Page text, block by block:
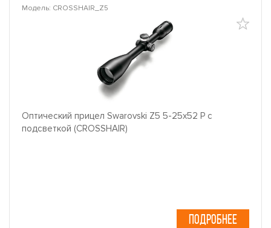
Модель: CROSSHAIR_Z5
Оптический прицел Swarovski Z5 5-25x52 P с
подсветкой (CROSSHAIR)
ПОДРОБНЕЕ